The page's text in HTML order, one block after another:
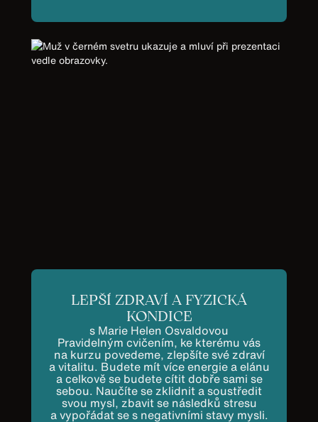
LEPŠÍ ZDRAVÍ A FYZICKÁ
KONDICE
s Marie Helen Osvaldovou
Pravidelným cvičením, ke kterému vás
na kurzu povedeme, zlepšíte své zdraví
a vitalitu. Budete mít více energie a elánu
a celkově se budete cítit dobře sami se
sebou. Naučíte se zklidnit a soustředit
svou mysl, zbavit se následků stresu
a vypořádat se s negativními stavy mysli.